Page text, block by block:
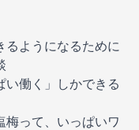
るようになるために
い働く」しかできる
梅って、いっぱいワ